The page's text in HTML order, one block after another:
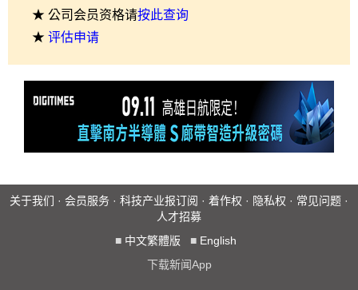
★ 公司会员资格请按此查询
★ 评估申请
关于我们 · 会员服务 · 科技产业报订阅 · 着作权 · 隐私权 · 常见问题 ·
人才招募
■ 中文繁體版 ■ English
下载新闻App